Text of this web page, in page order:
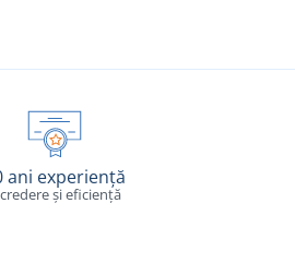
ani experiență
și eficiență